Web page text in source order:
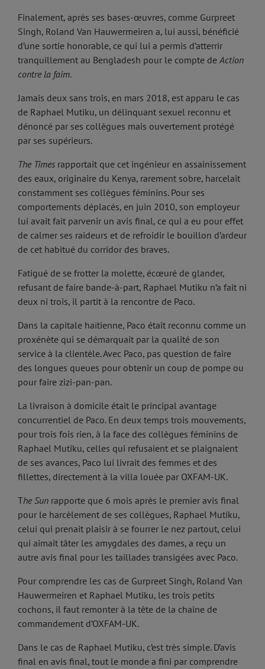
Finalement, après ses bases-œuvres, comme Gurpreet
Singh, Roland Van Hauwermeiren a, lui aussi, bénéficié
d’une sortie honorable, ce qui lui a permis d’atterrir
tranquillement au Bengladesh pour le compte de Action
contre la faim.
Jamais deux sans trois, en mars 2018, est apparu le cas
de Raphael Mutiku, un délinquant sexuel reconnu et
dénoncé par ses collègues mais ouvertement protégé
par ses supérieurs.
The Times rapportait que cet ingénieur en assainissement
des eaux, originaire du Kenya, rarement sobre, harcelait
constamment ses collègues féminins. Pour ses
comportements déplacés, en juin 2010, son employeur
lui avait fait parvenir un avis final, ce qui a eu pour effet
de calmer ses raideurs et de refroidir le bouillon d’ardeur
de cet habitué du corridor des braves.
Fatigué de se frotter la molette, écœuré de glander,
refusant de faire bande-à-part, Raphael Mutiku n’a fait ni
deux ni trois, il partit à la rencontre de Paco.
Dans la capitale haïtienne, Paco était reconnu comme un
proxénète qui se démarquait par la qualité de son
service à la clientèle. Avec Paco, pas question de faire
des longues queues pour obtenir un coup de pompe ou
pour faire zizi-pan-pan.
La livraison à domicile était le principal avantage
concurrentiel de Paco. En deux temps trois mouvements,
pour trois fois rien, à la face des collègues féminins de
Raphael Mutiku, celles qui refusaient et se plaignaient
de ses avances, Paco lui livrait des femmes et des
fillettes, directement à la villa louée par OXFAM-UK.
The Sun rapporte que 6 mois après le premier avis final
pour le harcèlement de ses collègues, Raphael Mutiku,
celui qui prenait plaisir à se fourrer le nez partout, celui
qui aimait tâter les amygdales des dames, a reçu un
autre avis final pour les taillades transigées avec Paco.
Pour comprendre les cas de Gurpreet Singh, Roland Van
Hauwermeiren et Raphael Mutiku, les trois petits
cochons, il faut remonter à la tête de la chaîne de
commandement d’OXFAM-UK.
Dans le cas de Raphael Mutiku, c’est très simple. D’avis
final en avis final, tout le monde a fini par comprendre